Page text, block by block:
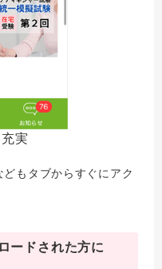
実
もタブからすぐにアク
ードされた方に